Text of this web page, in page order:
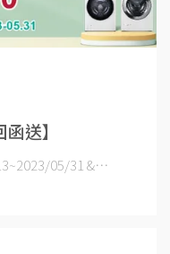
送】
05/31 &⋯